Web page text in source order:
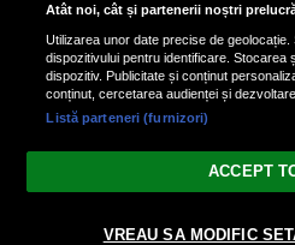
Atât noi, cât și partenerii noștri
Utilizarea unor date precise de
dispozitivului pentru identificare.
dispozitiv. Publicitate și conținut
conținut, cercetarea audienței și
Listă parteneri (furnizori)
ACCEPT
VREAU SA MODIFIC